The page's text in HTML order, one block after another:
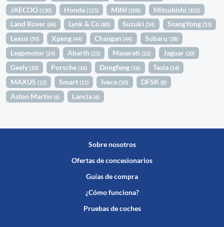
JAECOO(130) Honda(125) MINI(108) Mitsubishi (102)
Land Rover(86) Lynk & Co(80) Suzuki(54) SsangYong (53)
Lexus(50) Xpeng(44) Changan(44) Subaru (38)
Leapmotor(24) Abarth(23) Maserati(22) Jaguar (20)
Geely(18) Porsche(16) Dongfeng(16) Tesla (14)
MAXUS(12) Smart(11) Iveco(10) DFSK (8)
Aston Martin(6) Lancia(6)
Sobre nosotros
Ofertas de concesionarios
Guías de compra
¿Cómo funciona?
Pruebas de coches